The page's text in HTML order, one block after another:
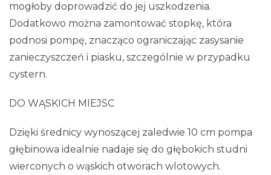
mogłoby doprowadzić do jej uszkodzenia.
Dodatkowo można zamontować stopkę, która
podnosi pompę, znacząco ograniczając zasysanie
zanieczyszczeń i piasku, szczególnie w przypadku
cystern.
DO WĄSKICH MIEJSC
Dzięki średnicy wynoszącej zaledwie 10 cm pompa
głębinowa idealnie nadaje się do głębokich studni
wierconych o wąskich otworach wlotowych.